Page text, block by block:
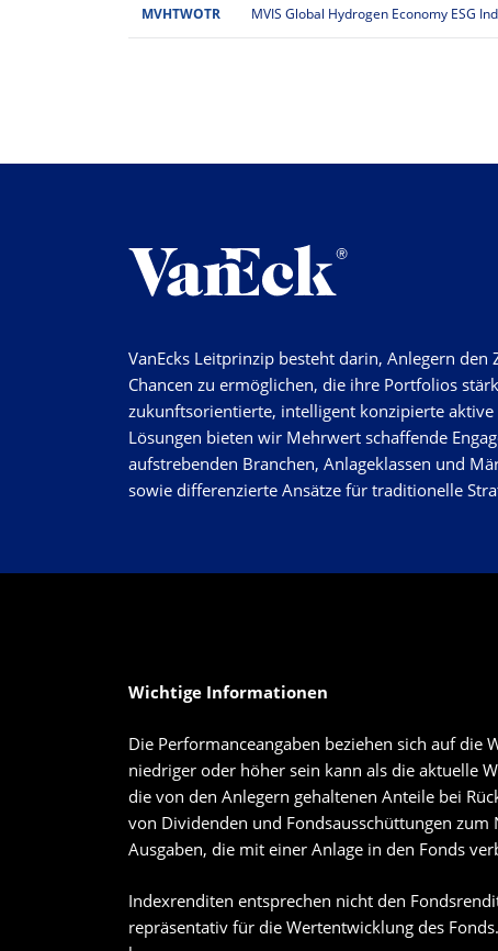
MVHTWOTR MVIS Global Hydrogen Economy ESG
VanEcks Leitprinzip besteht darin, Anlegern den
Chancen zu ermöglichen, die ihre Portfolios
zukunftsorientierte, intelligent konzipierte aktive
Lösungen bieten wir Mehrwert schaffende
aufstrebenden Branchen, Anlageklassen und
sowie differenzierte Ansätze für traditionelle
Wichtige Informationen
Die Performanceangaben beziehen sich auf
niedriger oder höher sein kann als die aktuelle
die von den Anlegern gehaltenen Anteile bei
von Dividenden und Fondsausschüttungen
Ausgaben, die mit einer Anlage in den Fonds
Indexrenditen entsprechen nicht den
repräsentativ für die Wertentwicklung des